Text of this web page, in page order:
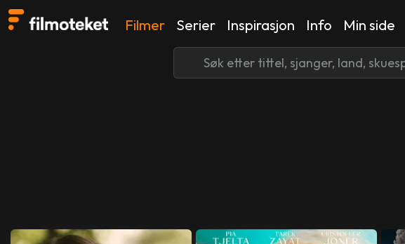
Filmer Serier Inspirasjon Info Min side